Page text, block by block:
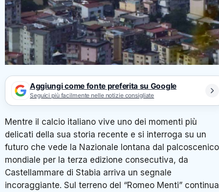
Aggiungi come fonte preferita su Google
Seguici più facilmente nelle notizie consigliate
Mentre il calcio italiano vive uno dei momenti più
delicati della sua storia recente e si interroga su un
futuro che vede la Nazionale lontana dal palcoscenico
mondiale per la terza edizione consecutiva, da
Castellammare di Stabia arriva un segnale
incoraggiante. Sul terreno del “Romeo Menti” continua